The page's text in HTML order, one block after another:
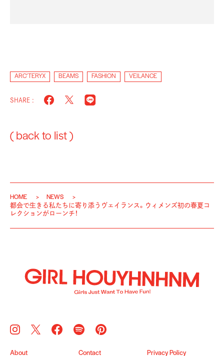
ARC’TERYX BEAMS FASHION VEILANCE
SHARE :
( back to list )
HOME
NEWS
都会で生きる私たちに寄り添うヴェイランス。ウィメンズ初の春夏コ
レクションがローンチ！
About Contact Privacy Policy